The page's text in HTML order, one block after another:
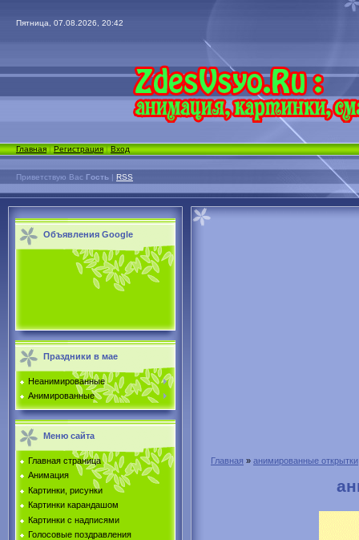
Пятница, 07.08.2026, 20:42
Главная|Регистрация|Вход
Приветствую Вас Гость | RSS
Объявления Google
Праздники в мае
Неанимированные
Анимированные
Меню сайта
Главная страница
Анимация
Картинки, рисунки
Картинки карандашом
Картинки с надписями
Голосовые поздравления
Главная » анимированные открытки